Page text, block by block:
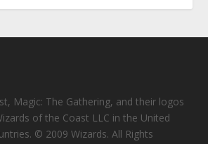
Magic: The Gathering, and their logos
of the Coast LLC in the United
© 2009 Wizards. All Rights